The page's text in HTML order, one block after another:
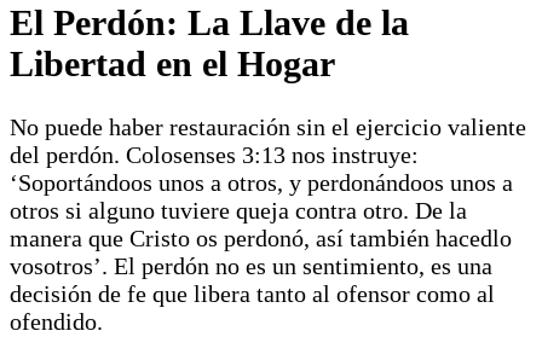
El Perdón: La Llave de la
Libertad en el Hogar
No puede haber restauración sin el ejercicio valiente
del perdón. Colosenses 3:13 nos instruye:
‘Soportándoos unos a otros, y perdonándoos unos a
otros si alguno tuviere queja contra otro. De la
manera que Cristo os perdonó, así también hacedlo
vosotros’. El perdón no es un sentimiento, es una
decisión de fe que libera tanto al ofensor como al
ofendido.